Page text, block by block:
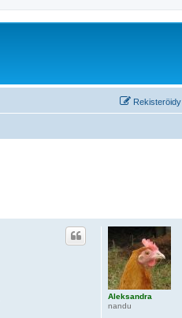
Rekisteröidy
Aleksandra
nandu